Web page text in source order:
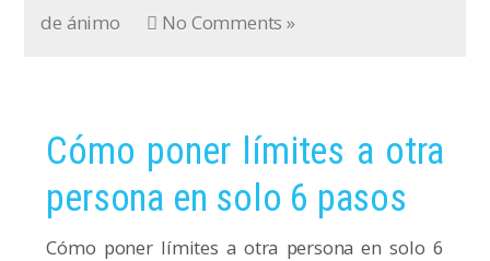
de ánimo
No Comments »
Cómo poner límites a otra
persona en solo 6 pasos
Cómo poner límites a otra persona en solo 6